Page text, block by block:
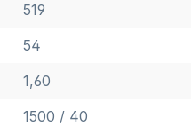
519
54
1,60
1500 / 40